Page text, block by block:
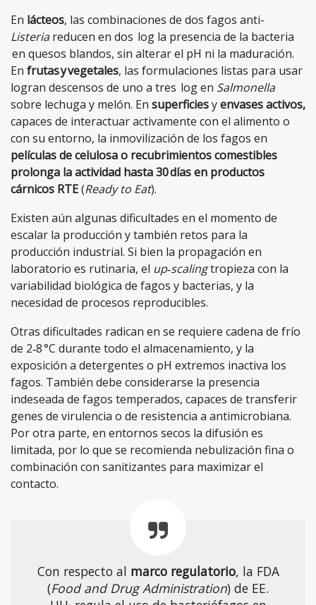
En lácteos, las combinaciones de dos fagos anti-
Listeriareducen en dos log la presencia de la bacteria
en quesos blandos, sin alterar el pH ni la maduración.
En frutas y vegetales, las formulaciones listas para usar
logran descensos de uno a tres log en Salmonella
sobre lechuga y melón. En superficiesyenvases activos,
capaces de interactuar activamente con el alimento o
con su entorno, la inmovilización de los fagos en
películas de celulosa o recubrimientos comestibles
prolonga la actividad hasta 30 días en productos
cárnicos RTE(Ready to Eat).
Existen aún algunas dificultades en el momento de
escalar la producción y también retos para la
producción industrial. Si bien la propagación en
laboratorio es rutinaria, el up‑scalingtropieza con la
variabilidad biológica de fagos y bacterias, y la
necesidad de procesos reproducibles.
Otras dificultades radican en se requiere cadena de frío
de 2‑8 °C durante todo el almacenamiento, y la
exposición a detergentes o pH extremos inactiva los
fagos. También debe considerarse la presencia
indeseada de fagos temperados, capaces de transferir
genes de virulencia o de resistencia a antimicrobiana.
Por otra parte, en entornos secos la difusión es
limitada, por lo que se recomienda nebulización fina o
combinación con sanitizantes para maximizar el
contacto.
Con respecto al marco regulatorio, la FDA
(Food and Drug Administration) de EE.